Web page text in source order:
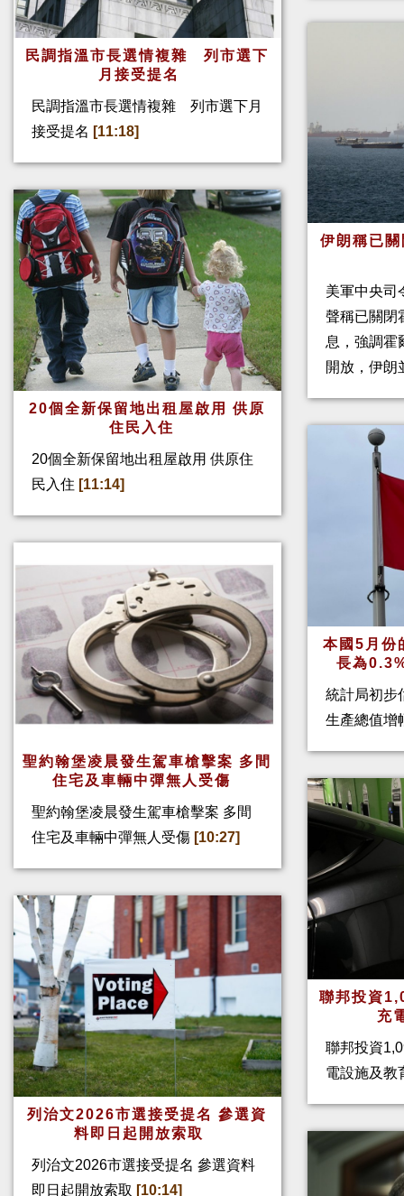
民調指溫市長選情複雜 列市選下
月接受提名
民調指溫市長選情複雜 列市選下月
接受提名 [11:18]
20個全新保留地出租屋啟用 供原
住民入住
20個全新保留地出租屋啟用 供原住
民入住 [11:14]
聖約翰堡凌晨發生駕車槍擊案 多間
住宅及車輛中彈無人受傷
聖約翰堡凌晨發生駕車槍擊案 多間
住宅及車輛中彈無人受傷 [10:27]
列治文2026市選接受提名 參選資
料即日起開放索取
列治文2026市選接受提名 參選資料
即日起開放索取 [10:14]
伊朗稱已
美軍中央司
聲稱已關閉
息，強調霍
開放，伊
本國5月份
長為
統計局初步
生產總值增
聯邦投資
充
聯邦投資
電設施及教